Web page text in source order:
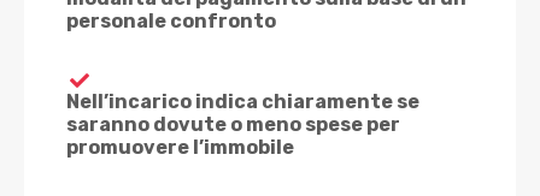
personale confronto
Nell’incarico indica chiaramente se
saranno dovute o meno spese per
promuovere l’immobile